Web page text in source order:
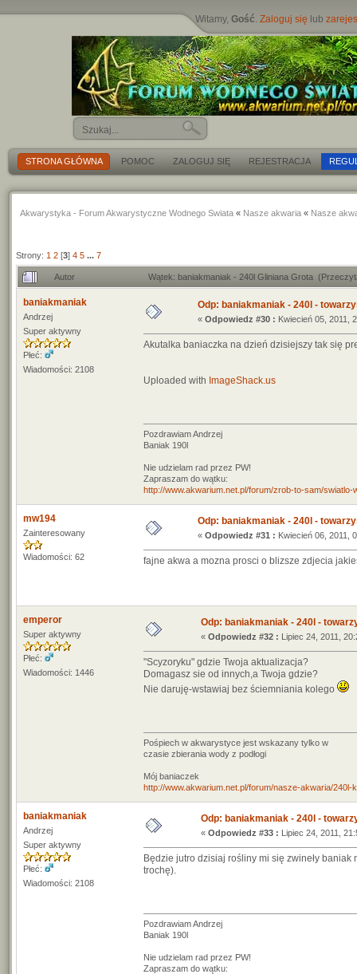
Witamy,Gość.Zaloguj się lub
STRONA GŁÓWNA POMOC ZALOGUJ SIĘ REJESTRACJA
Akwarystyka - Forum Akwarystyczne Wodnego Swiata « Nasze akwaria « Nasze
Strony: 1 2 [3] 4 5 ... 7
Autor Wątek: baniakmaniak - 240l Gliniana Grota
baniakmaniak
Andrzej
Super aktywny
Płeć:
Wiadomości: 2108
Odp: baniakmaniak - 240l -
« Odpowiedz #30 : Kwiecień 05, 2011,
Akutalka baniaczka na dzień dzisiejszy tak się
Uploaded with ImageShack.us
Pozdrawiam Andrzej
Baniak 190l
Nie udzielam rad przez PW!
Zapraszam do wątku:
http://www.akwarium.net.pl/forum/zrob-to-sam/
mw194
Zainteresowany
Wiadomości: 62
Odp: baniakmaniak - 240l -
« Odpowiedz #31 : Kwiecień 06, 2011,
fajne akwa a mozna prosci o blizsze zdjecia
emperor
Super aktywny
Płeć:
Wiadomości: 1446
Odp: baniakmaniak - 240l -
« Odpowiedz #32 : Lipiec 24, 2011,
"Scyzoryku" gdzie Twoja aktualizacja?
Domagasz sie od innych,a Twoja gdzie?
Nie daruję-wstawiaj bez ściemniania kolego
Pośpiech w akwarystyce jest wskazany tylko w
czasie zbierania wody z podłogi
Mój baniaczek
http://www.akwarium.net.pl/forum/nasze-akwaria/240l-
baniakmaniak
Andrzej
Super aktywny
Płeć:
Wiadomości: 2108
Odp: baniakmaniak - 240l -
« Odpowiedz #33 : Lipiec 24, 2011,
Będzie jutro dzisiaj rośliny mi się zwineły
trochę).
Pozdrawiam Andrzej
Baniak 190l
Nie udzielam rad przez PW!
Zapraszam do wątku: